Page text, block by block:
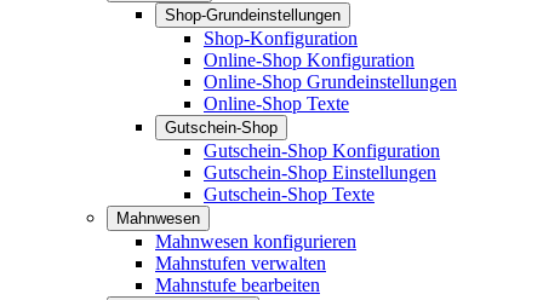
Shop-Grundeinstellungen
Shop-Konfiguration
Online-Shop Konfiguration
Online-Shop Grundeinstellungen
Online-Shop Texte
Gutschein-Shop
Gutschein-Shop Konfiguration
Gutschein-Shop Einstellungen
Gutschein-Shop Texte
Mahnwesen
Mahnwesen konfigurieren
Mahnstufen verwalten
Mahnstufe bearbeiten